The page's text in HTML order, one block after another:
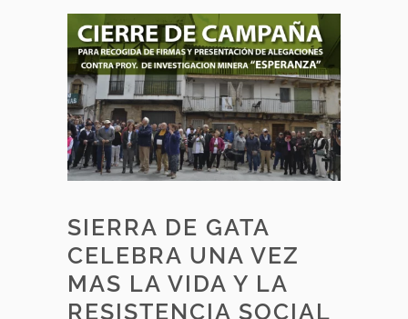
SIERRA DE GATA
CELEBRA UNA VEZ
MAS LA VIDA Y LA
RESISTENCIA SOCIAL